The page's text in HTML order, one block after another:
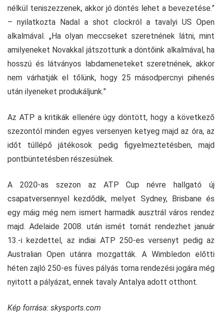
nélkül teniszezzenek, akkor jó döntés lehet a bevezetése.”
– nyilatkozta Nadal a shot clockról a tavalyi US Open
alkalmával. „Ha olyan meccseket szeretnének látni, mint
amilyeneket Novakkal játszottunk a döntőink alkalmával, ha
hosszú és látványos labdameneteket szeretnének, akkor
nem várhatják el tőlünk, hogy 25 másodpercnyi pihenés
után ilyeneket produkáljunk.”
Az ATP a kritikák ellenére úgy döntött, hogy a következő
szezontól minden egyes versenyen ketyeg majd az óra, az
időt túllépő játékosok pedig figyelmeztetésben, majd
pontbüntetésben részesülnek.
A 2020-as szezon az ATP Cup névre hallgató új
csapatversennyel kezdődik, melyet Sydney, Brisbane és
egy máig még nem ismert harmadik ausztrál város rendez
majd. Adelaide 2008. után ismét tornát rendezhet január
13.-i kezdettel, az indiai ATP 250-es versenyt pedig az
Australian Open utánra mozgatták. A Wimbledon előtti
héten zajló 250-es füves pályás torna rendezési jogára még
nyitott a pályázat, ennek tavaly Antalya adott otthont.
Kép forrása: skysports.com